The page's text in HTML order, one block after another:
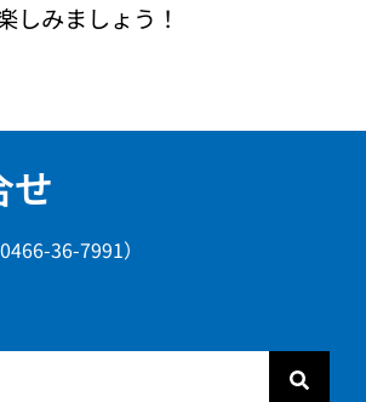
しみましょう！
せ
36-7991）